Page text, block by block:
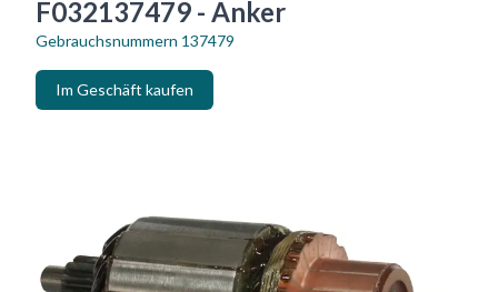
F032137479 - Anker
Gebrauchsnummern 137479
Im Geschäft kaufen